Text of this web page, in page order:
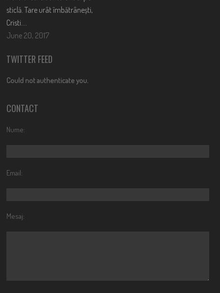
sticlă. Tare urât îmbătrânești,
Cristi….
June 20, 2017
TWITTER FEED
Could not authenticate you.
CONTACT
Nume:
Email:
Mesaj: